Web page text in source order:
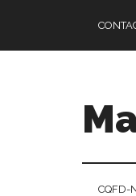
contenu
secondary
la
CQFD-